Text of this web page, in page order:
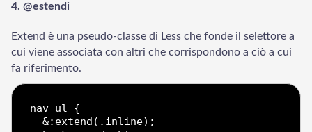
4. @estendi
Extend è una pseudo-classe di Less che fonde il selettore a
cui viene associata con altri che corrispondono a ciò a cui
fa riferimento.
nav ul {
  &:extend(.inline);